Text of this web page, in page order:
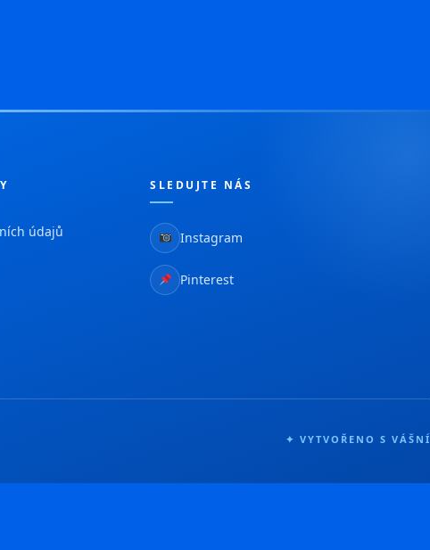
údajů
SLEDUJTE NÁS
Instagram
Pinterest
✦ VYTVOŘENO S VÁŠNÍ